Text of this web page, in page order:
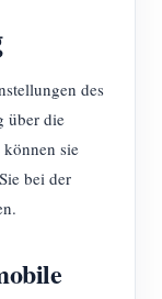
des
über die
sie
bei der